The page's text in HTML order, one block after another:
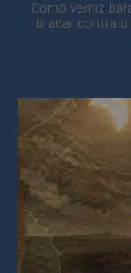
Como verniz
bradar contra